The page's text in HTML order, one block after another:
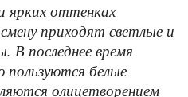
ярких оттенках
приходят светлые и
В последнее время
пользуются белые
олицетворением